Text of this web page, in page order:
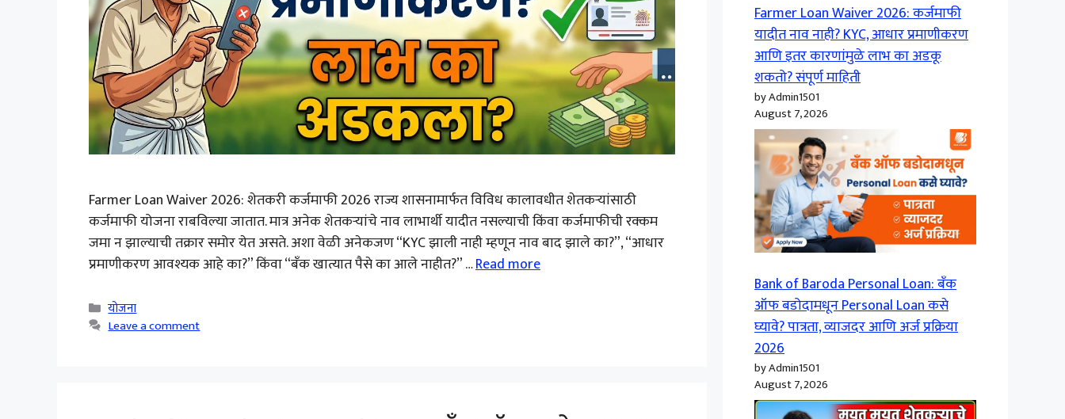
Farmer Loan Waiver 2026: शेतकरी कर्जमाफी 2026 राज्य शासनामार्फत विविध कालावधीत शेतकऱ्यांसाठी
कर्जमाफी योजना राबविल्या जातात. मात्र अनेक शेतकऱ्यांचे नाव लाभार्थी यादीत नसल्याची किंवा कर्जमाफीची रक्कम
जमा न झाल्याची तक्रार समोर येत असते. अशा वेळी अनेकजण “KYC झाली नाही म्हणून नाव बाद झाले का?”, “आधार
प्रमाणीकरण आवश्यक आहे का?” किंवा “बँक खात्यात पैसे का आले नाहीत?” …Read more
Categories
योजना
Leave a comment
Farmer Loan Waiver 2026: कर्जमाफी
यादीत नाव नाही? KYC, आधार प्रमाणीकरण
आणि इतर कारणांमुळे लाभ का अडकू
शकतो? संपूर्ण माहिती
by Admin1501
August 7, 2026
Bank of Baroda Personal Loan: बँक
ऑफ बडोदामधून Personal Loan कसे
घ्यावे? पात्रता, व्याजदर आणि अर्ज प्रक्रिया
2026
by Admin1501
August 7, 2026